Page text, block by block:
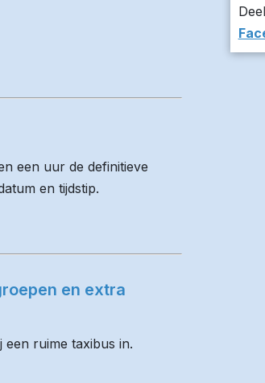
een uur de definitieve
en tijdstip.
en extra
ruime taxibus in.